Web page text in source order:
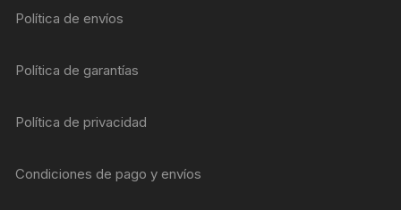
Política de envíos
Política de garantías
Política de privacidad
Condiciones de pago y envíos